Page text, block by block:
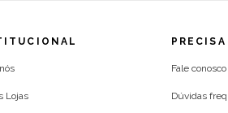
Lojas
Fale conosco
Dúvidas